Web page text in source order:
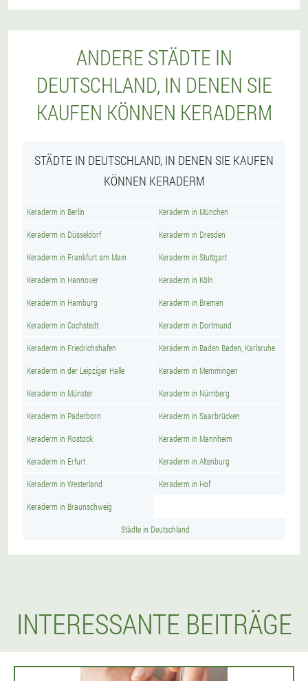
ANDERE STÄDTE IN
DEUTSCHLAND, IN DENEN SIE
KAUFEN KÖNNEN KERADERM
STÄDTE IN DEUTSCHLAND, IN DENEN SIE KAUFEN
KÖNNEN KERADERM
Keraderm in Berlin Keraderm in München
Keraderm in Düsseldorf Keraderm in Dresden
Keraderm in Frankfurt am Main Keraderm in Stuttgart
Keraderm in Hannover Keraderm in Köln
Keraderm in Hamburg Keraderm in Bremen
Keraderm in Cochstedt Keraderm in Dortmund
Keraderm in Friedrichshafen Keraderm in Baden Baden, Karlsruhe
Keraderm in der Leipziger Halle Keraderm in Memmingen
Keraderm in Münster Keraderm in Nürnberg
Keraderm in Paderborn Keraderm in Saarbrücken
Keraderm in Rostock Keraderm in Mannheim
Keraderm in Erfurt Keraderm in Altenburg
Keraderm in Westerland Keraderm in Hof
Keraderm in Braunschweig
Städte in Deutschland
INTERESSANTE BEITRÄGE